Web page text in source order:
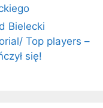
Bielecki
Top players –
się!